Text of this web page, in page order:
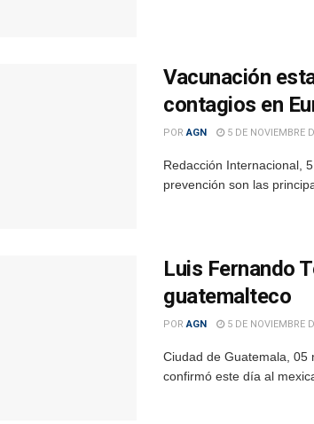
Vacunación
contagios en
POR AGN 5 DE NOVIEMBRE
Redacción Internacional,
prevención son las
Luis Fernando
guatemalteco
POR AGN 5 DE NOVIEMBRE
Ciudad de Guatemala, 05
confirmó este día al